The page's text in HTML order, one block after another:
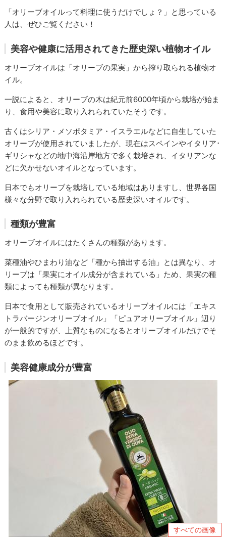
「オリーブオイルって料理に使うだけでしょ？」と思っている
人は、ぜひご覧ください！
美容や健康に活用されてきた歴史深い植物オイル
オリーブオイルは「オリーブの果実」から搾り取られる植物オ
イル。
一説によると、オリーブの木は紀元前6000年頃から栽培が始ま
り、食用や美容に取り入れられていたそうです。
古くはシリア・メソポタミア・イスラエルなどに自生していた
オリーブが使用されていましたが、現在はスペインやイタリア･
ギリシャなどの地中海沿岸地方で多く栽培され、イタリアンな
どに欠かせないオイルとなっています。
日本でもオリーブを栽培している地域はありますし、世界各国
様々な分野で取り入れられている歴史深いオイルです。
種類が豊富
オリーブオイルにはたくさんの種類があります。
菜種油やひまわり油など「種から抽出する油」とは異なり、オ
リーブは「果実にオイル成分が含まれている」ため、果実の種
類によっても種類が異なります。
日本で食用として販売されているオリーブオイルには「エキス
トラバージンオリーブオイル」「ピュアオリーブオイル」辺り
が一般的ですが、上質なものになるとオリーブオイルだけでそ
のまま飲めるほどです。
美容健康成分が豊富
すべての画像